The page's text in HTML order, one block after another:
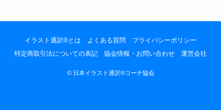
イラスト通訳®とは よくある質問
プライバシーポリシー
特定商取引法についての表記
協会情報・お問い合わせ 運営会社
©日本イラスト通訳®️コーチ協会